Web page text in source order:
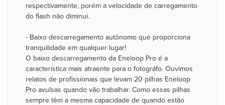
respectivamente, porém a velocidade de carregamento
do flash não diminui.
- Baixo descarregamento autônomo que proporciona
tranquilidade em qualquer lugar!
O baixo descarregamento da Eneloop Pro é a
característica mais atraente para o fotográfo. Ouvimos
relatos de profissionais que levam 20 pilhas Eneloop
Pro avulsas quando vão trabalhar. Como essas pilhas
sempre têm a mesma capacidade de quando estão